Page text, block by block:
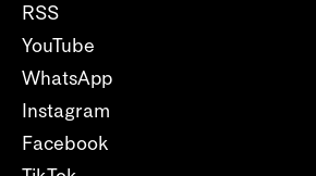
RSS
YouTube
WhatsApp
Instagram
Facebook